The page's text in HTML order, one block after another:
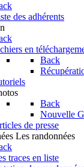
des adhérents
en
Back
Back
Nouvelle
de presse
Les randonnées
traces en liste